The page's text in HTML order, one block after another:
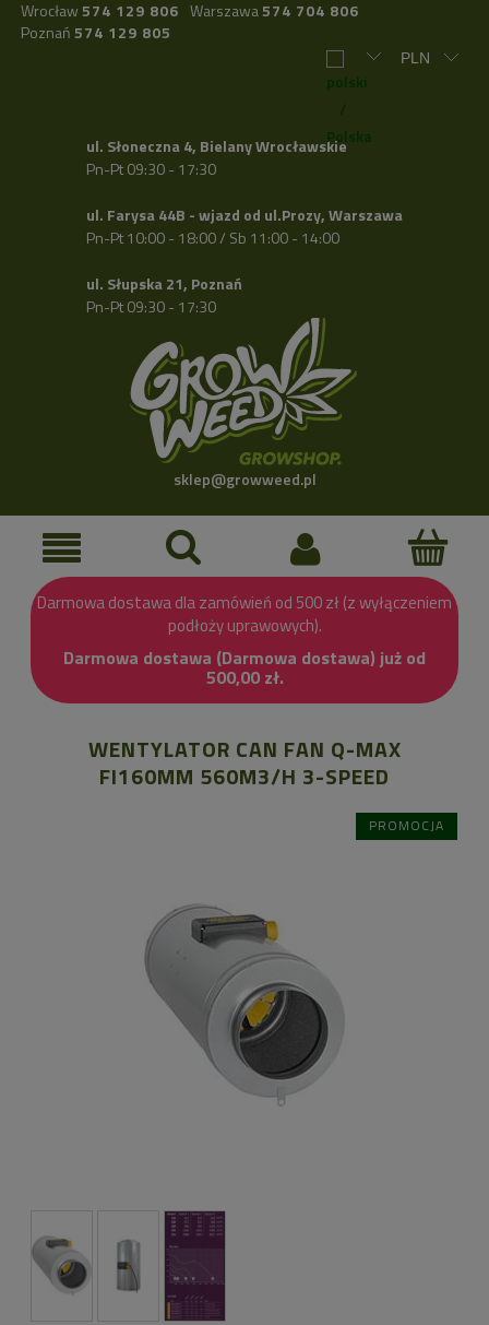
Wrocław 574 129 806 Warszawa574 704 806
Poznań 574 129 805
ul. Słoneczna 4, Bielany Wrocławskie
Pn-Pt 09:30 - 17:30
ul. Farysa 44B - wjazd od ul.Prozy, Warszawa
Pn-Pt 10:00 - 18:00 / Sb 11:00 - 14:00
ul. Słupska 21, Poznań
Pn-Pt 09:30 - 17:30
sklep@growweed.pl
Darmowa dostawa dla zamówień od 500 zł (z wyłączeniem
podłoży uprawowych).
Darmowa dostawa (Darmowa dostawa) już od
500,00 zł.
WENTYLATOR CAN FAN Q-MAX
FI160MM 560M3/H 3-SPEED
PROMOCJA